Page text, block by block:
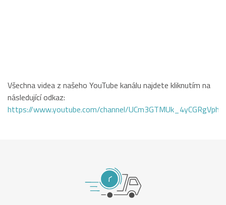
Všechna videa z našeho YouTube kanálu najdete kliknutím na
následující odkaz:
https://www.youtube.com/channel/